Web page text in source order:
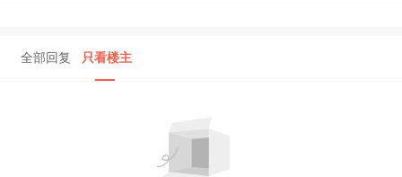
全部回复 只看楼主